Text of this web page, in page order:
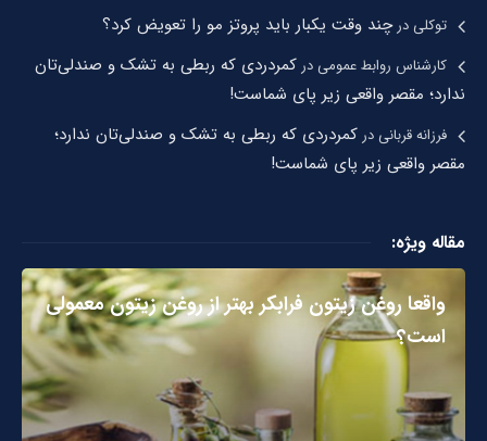
توکلیدرچند وقت یکبار باید پروتز مو را تعویض کرد؟
کارشناس روابط عمومیدر کمردردی که ربطی به تشک و صندلی‌تان
ندارد؛ مقصر واقعی زیر پای شماست!
فرزانه قربانیدر کمردردی که ربطی به تشک و صندلی‌تان ندارد؛
مقصر واقعی زیر پای شماست!
مقاله ویژه:
واقعا روغن زیتون فرابکر بهتر از روغن زیتون معمولی
است؟